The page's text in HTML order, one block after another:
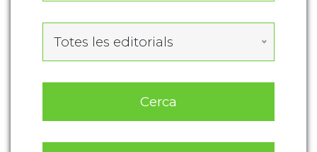
Totes les editorials
Cerca